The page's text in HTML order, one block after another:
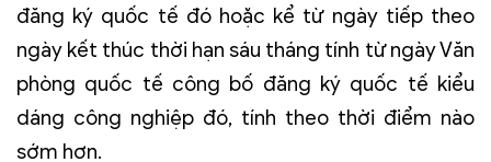
đăng ký quốc tế đó hoặc kể từ ngày tiếp theo
ngày kết thúc thời hạn sáu tháng tính từ ngày Văn
phòng quốc tế công bố đăng ký quốc tế kiểu
dáng công nghiệp đó, tính theo thời điểm nào
sớm hơn.